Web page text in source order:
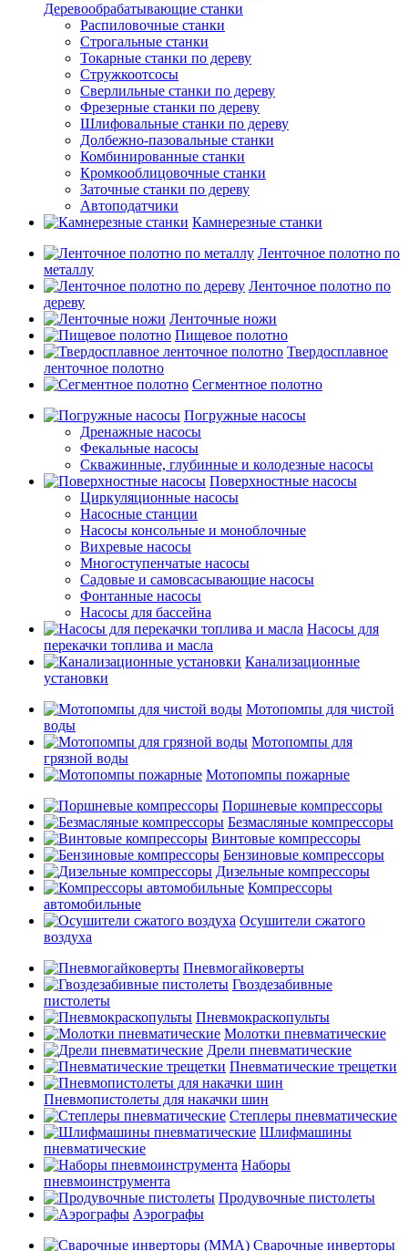
Деревообрабатывающие станки
Распиловочные станки
Строгальные станки
Токарные станки по дереву
Стружкоотсосы
Сверлильные станки по дереву
Фрезерные станки по дереву
Шлифовальные станки по дереву
Долбежно-пазовальные станки
Комбинированные станки
Кромкооблицовочные станки
Заточные станки по дереву
Автоподатчики
Камнерезные станки
Ленточное полотно по
металлу
Ленточное полотно по
дереву
Ленточные ножи
Пищевое полотно
Твердосплавное
ленточное полотно
Сегментное полотно
Погружные насосы
Дренажные насосы
Фекальные насосы
Скважинные, глубинные и колодезные насосы
Поверхностные насосы
Циркуляционные насосы
Насосные станции
Насосы консольные и моноблочные
Вихревые насосы
Многоступенчатые насосы
Садовые и самовсасывающие насосы
Фонтанные насосы
Насосы для бассейна
Насосы для
перекачки топлива и масла
Канализационные
установки
Мотопомпы для чистой
воды
Мотопомпы для
грязной воды
Мотопомпы пожарные
Поршневые компрессоры
Безмасляные компрессоры
Винтовые компрессоры
Бензиновые компрессоры
Дизельные компрессоры
Компрессоры
автомобильные
Осушители сжатого
воздуха
Пневмогайковерты
Гвоздезабивные
пистолеты
Пневмокраскопульты
Молотки пневматические
Дрели пневматические
Пневматические трещетки
Пневмопистолеты для накачки шин
Степлеры пневматические
Шлифмашины
пневматические
Наборы
пневмоинструмента
Продувочные пистолеты
Аэрографы
Сварочные инверторы